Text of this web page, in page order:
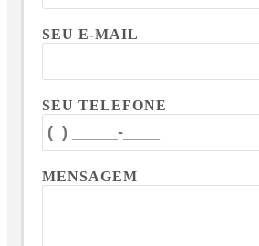
SEU E-MAIL
SEU TELEFONE
MENSAGEM